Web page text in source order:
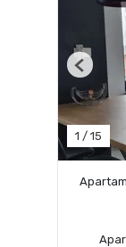
1 / 15